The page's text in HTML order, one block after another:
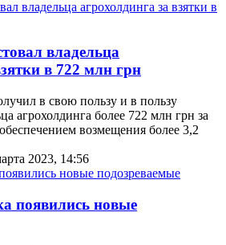
владельца
в 722 млн грн
в свою пользу и в пользу
агрохолдинга более 722 млн грн за
возмещения более 3,2
2023, 14:56
появились новые